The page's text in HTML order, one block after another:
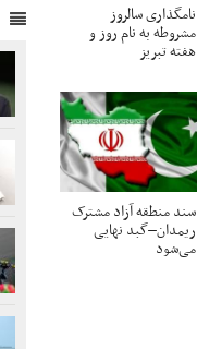
نامگذاری سالروز
مشروطه به نام روز و
هفته تبریز
سند منطقه آزاد مشترک
ریمدان–گبد نهایی
می‌شود